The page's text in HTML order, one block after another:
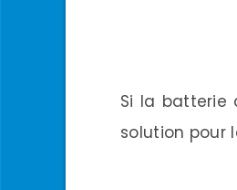
Si la batterie
solution pour